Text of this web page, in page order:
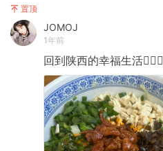
置顶
JOMOJ
1年前
回到陕西的幸福生活🙋🏻‍♀️